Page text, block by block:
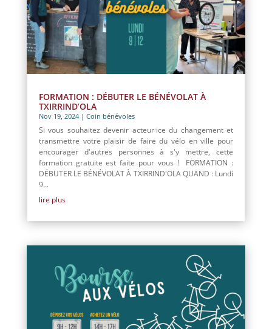
FORMATION : DÉBUTER LE BÉNÉVOLAT À
TXIRRIND’OLA
Nov 19, 2024| Coin bénévoles
Si vous souhaitez devenir acteur·ice du changement et
transmettre votre plaisir de faire du vélo en ville pour
encourager d'autres personnes à s'y mettre, cette
formation gratuite est faite pour vous ! FORMATION :
DÉBUTER LE BÉNÉVOLAT À TXIRRIND'OLA QUAND : Lundi
9...
lire plus